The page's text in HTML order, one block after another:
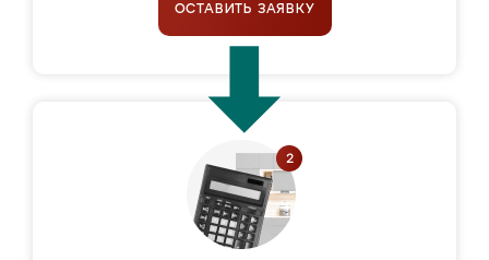
ОСТАВИТЬ ЗАЯВКУ